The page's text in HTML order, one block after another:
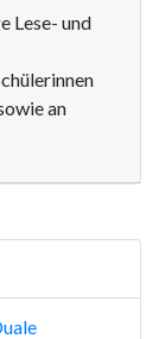
Lese- und
an